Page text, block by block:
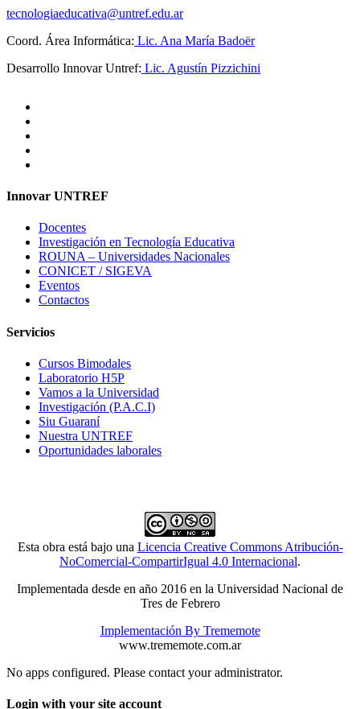
tecnologiaeducativa@untref.edu.ar
Coord. Área Informática: Lic. Ana María Badoër
Desarrollo Innovar Untref: Lic. Agustín Pizzichini
Innovar UNTREF
Docentes
Investigación en Tecnología Educativa
ROUNA – Universidades Nacionales
CONICET / SIGEVA
Eventos
Contactos
Servicios
Cursos Bimodales
Laboratorio H5P
Vamos a la Universidad
Investigación (P.A.C.I)
Siu Guaraní
Nuestra UNTREF
Oportunidades laborales
Esta obra está bajo una Licencia Creative Commons Atribución-
NoComercial-CompartirIgual 4.0 Internacional.
Implementada desde en año 2016 en la Universidad Nacional de
Tres de Febrero
Implementación By Trememote
www.trememote.com.ar
No apps configured. Please contact your administrator.
Login with your site account